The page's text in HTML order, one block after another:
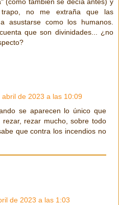
(como también se decía antes) y
no me extraña que las
asustarse como los humanos.
que son divinidades... ¿no
abril de 2023 a las 10:09
se aparecen lo único que
rezar mucho, sobre todo
que contra los incendios no
de 2023 a las 1:03